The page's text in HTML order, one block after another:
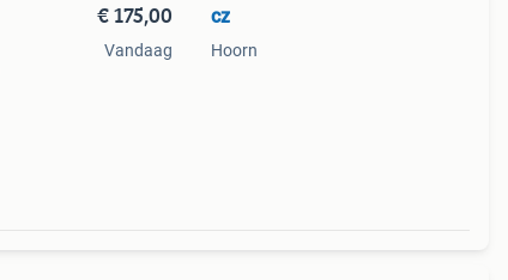
€ 175,00
Vandaag
cz
Hoorn